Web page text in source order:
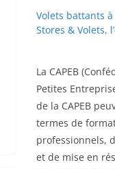
Volets battants
Stores & Volets,
La CAPEB
Petites
de la CAPEB
termes de
professionnels,
et de mise en